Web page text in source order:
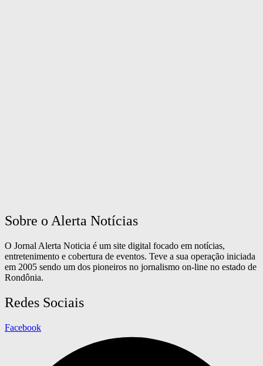
Sobre o Alerta Notícias
O Jornal Alerta Noticia é um site digital focado em notícias,
entretenimento e cobertura de eventos. Teve a sua operação iniciada
em 2005 sendo um dos pioneiros no jornalismo on-line no estado de
Rondônia.
Redes Sociais
Facebook